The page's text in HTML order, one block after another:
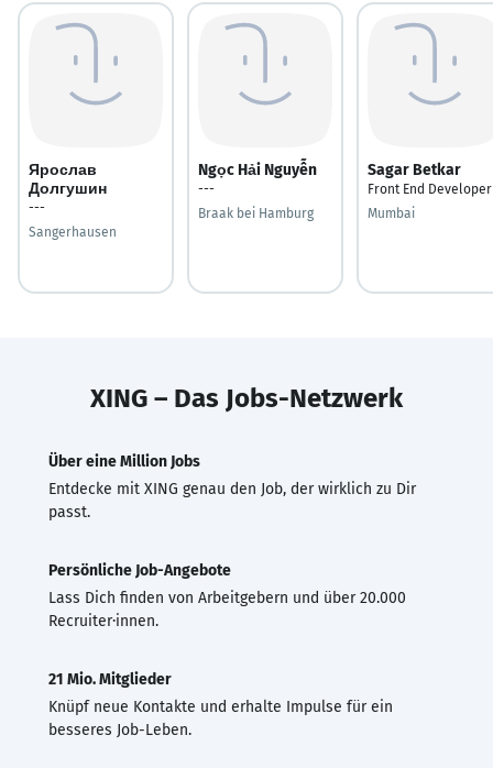
Ярослав
Долгушин
---
Sangerhausen
Ngọc Hải Nguyễn
---
Braak bei Hamburg
Sagar Betkar
Front End Developer
Mumbai
XING – Das Jobs-Netzwerk
Über eine Million Jobs
Entdecke mit XING genau den Job, der wirklich zu Dir
passt.
Persönliche Job-Angebote
Lass Dich finden von Arbeitgebern und über 20.000
Recruiter·innen.
21 Mio. Mitglieder
Knüpf neue Kontakte und erhalte Impulse für ein
besseres Job-Leben.